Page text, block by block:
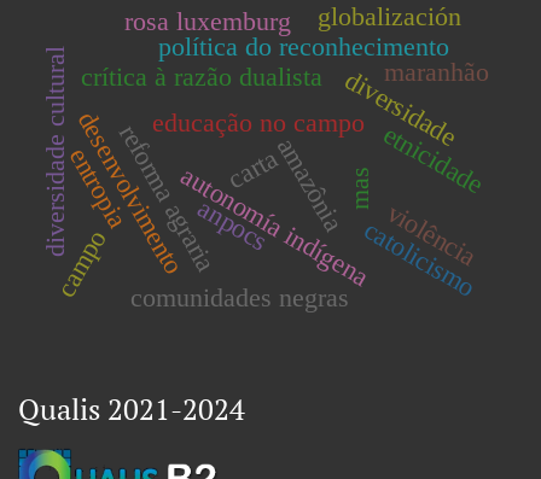
educação no campo
crítica à razão dualista
diversidade cultural carta mas
reforma agrariaautonomía indígena
política do reconhecimento
etnicidade
comunidades negras
desenvolvimento amazônia
rosa luxemburg
entropia
diversidade
catolicismo
maranhão
campo violência
globalización
anpocs
Qualis 2021-2024